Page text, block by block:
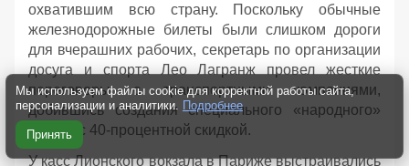
охватившим всю страну. Поскольку обычные
железнодорожные билеты были слишком дороги
для вчерашних рабочих, секретарь по организации
досуга и спорта Лео Лагранж провел жесткие
переговоры с транспортными компаниями,
добившись создания специального «народного»
билета с 40-процентной скидкой.
У касс Лионского вокзала в Париже выстраивались
Мы используем файлы cookie для корректной работы сайта,
персонализации и аналитики. Подробнее
Принять